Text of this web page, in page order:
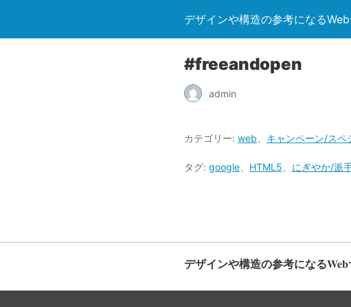
デザインや構造の参考になる
#freeandopen
admin
カテゴリー: web キャンペーン/スペ
タグ: google HTML5 にぎやか/派
デザインや構造の参考になる